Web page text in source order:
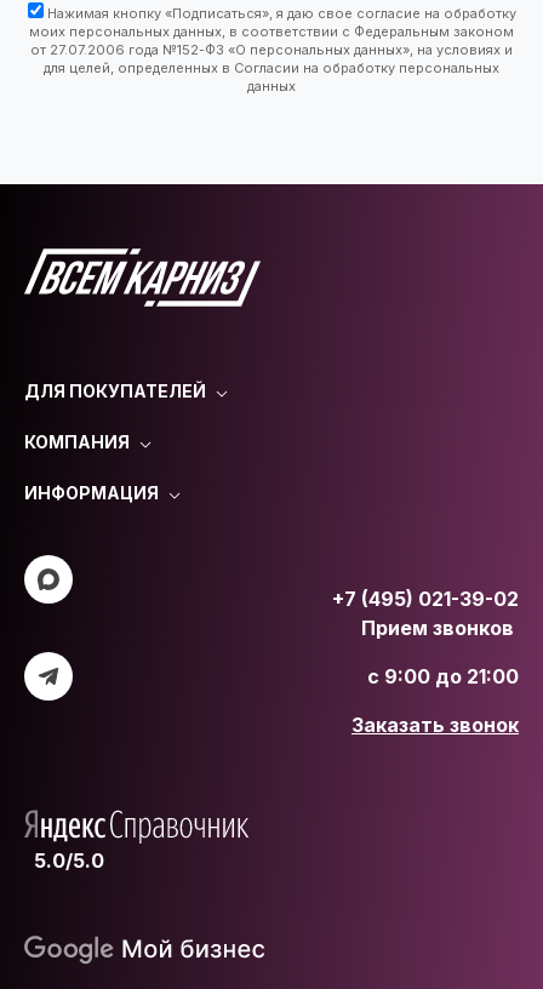
Нажимая кнопку «Подписаться», я даю свое согласие на обработку
моих персональных данных, в соответствии с Федеральным законом
от 27.07.2006 года №152-ФЗ «О персональных данных», на условиях и
для целей, определенных в Согласии на обработку персональных
данных
ДЛЯ ПОКУПАТЕЛЕЙ
КОМПАНИЯ
ИНФОРМАЦИЯ
+7 (495) 021-39-02
Прием звонков
с 9:00 до 21:00
Заказать звонок
5.0/5.0